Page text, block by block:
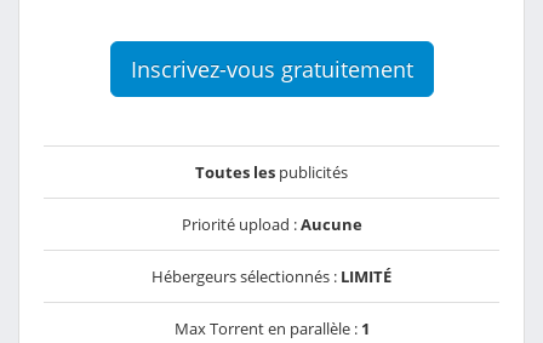
Inscrivez-vous gratuitement
Toutes les publicités
Priorité upload :Aucune
Hébergeurs sélectionnés : LIMITÉ
Max Torrent en parallèle : 1